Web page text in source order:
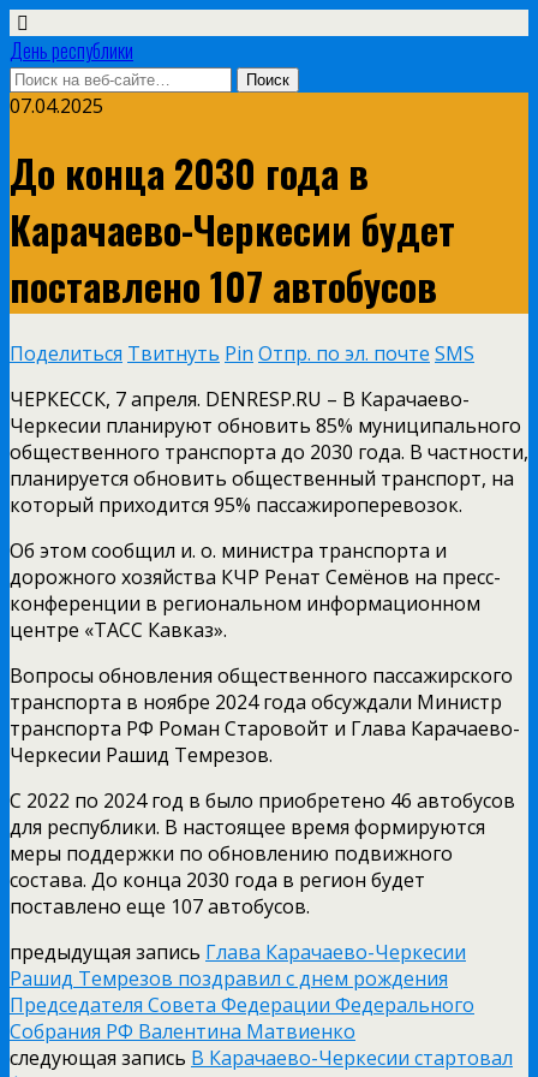
День республики
07.04.2025
До конца 2030 года в
Карачаево-Черкесии будет
поставлено 107 автобусов
Поделиться Твитнуть Pin Отпр. по эл. почте SMS
ЧЕРКЕССК, 7 апреля. DENRESP.RU – В Карачаево-
Черкесии планируют обновить 85% муниципального
общественного транспорта до 2030 года. В частности,
планируется обновить общественный транспорт, на
который приходится 95% пассажироперевозок.
Об этом сообщил и. о. министра транспорта и
дорожного хозяйства КЧР Ренат Семёнов на пресс-
конференции в региональном информационном
центре «ТАСС Кавказ».
Вопросы обновления общественного пассажирского
транспорта в ноябре 2024 года обсуждали Министр
транспорта РФ Роман Старовойт и Глава Карачаево-
Черкесии Рашид Темрезов.
С 2022 по 2024 год в было приобретено 46 автобусов
для республики. В настоящее время формируются
меры поддержки по обновлению подвижного
состава. До конца 2030 года в регион будет
поставлено еще 107 автобусов.
предыдущая запись Глава Карачаево-Черкесии
Рашид Темрезов поздравил с днем рождения
Председателя Совета Федерации Федерального
Собрания РФ Валентина Матвиенко
следующая запись В Карачаево-Черкесии стартовал